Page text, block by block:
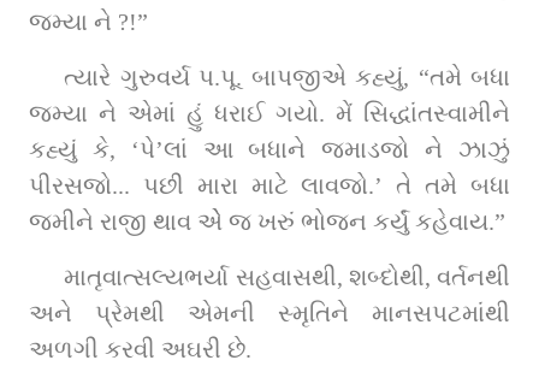
જમ્યા ને ?!”
ત્યારે ગુરુવર્ય પ.પૂ. બાપજીએ કહ્યું, “તમે બધા
જમ્યા ને એમાં હું ધરાઈ ગયો. મેં સિદ્ધાંતસ્વામીને
કહ્યું કે, ‘પે’લાં આ બધાને જમાડજો ને ઝાઝું
પીરસજો... પછી મારા માટે લાવજો.’ તે તમે બધા
જમીને રાજી થાવ એે જ ખરું ભોજન કર્યું કહેવાય.”
માતૃવાત્સલ્યભર્યા સહવાસથી, શબ્દોથી, વર્તનથી
અને પ્રેમથી એમની સ્મૃતિને માનસપટમાંથી
અળગી કરવી અઘરી છે.